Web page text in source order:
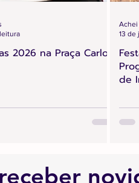
2026 na Praça Carlos
de
Achei
13 de